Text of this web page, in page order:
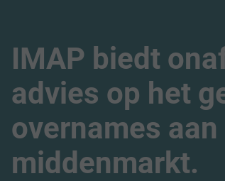
IMAP biedt
advies op het
overnames
middenmarkt.